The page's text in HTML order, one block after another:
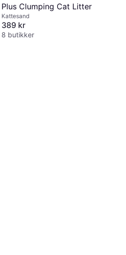
Plus Clumping Cat Litter
Kattesand
389 kr
8 butikker